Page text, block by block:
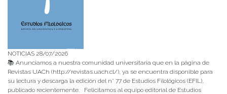
NOTICIAS 28/07/2026
📚 Anunciamos a nuestra comunidad universitaria que en la página de
Revistas UACh (http://revistas.uach.cl/), ya se encuentra disponible para
su lectura y descarga la edición del n° 77 de Estudios Filológicos (EFIL),
publicado recientemente. Felicitamos al equipo editorial de Estudios